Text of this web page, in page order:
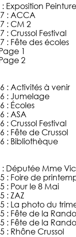
: Exposition Peinture
: ACCA
: CM 2
: Crussol Festival
: Fête des écoles
1
2
: Activités à venir
: Jumelage
: Écoles
: ASA
: Crussol Festival
: Fête de Crussol
: Bibliothèque
: Députée Mme
: Foire de
: Pour le 8 Mai
: ZAZ
: La photo du
: Fête de la Rando
: Fête de la Rando
: Rhône Crussol